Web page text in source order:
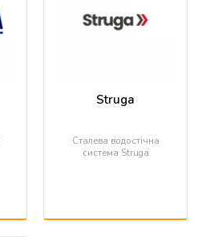
Struga
Сталева водостічна
система Struga